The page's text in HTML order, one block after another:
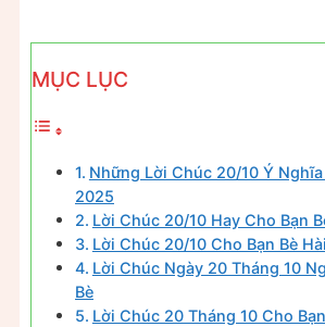
MỤC LỤC
Những Lời Chúc 20/10 Ý Nghĩa
2025
Lời Chúc 20/10 Hay Cho Bạn
Lời Chúc 20/10 Cho Bạn Bè
Lời Chúc Ngày 20 Tháng 10
Bè
Lời Chúc 20 Tháng 10 Cho